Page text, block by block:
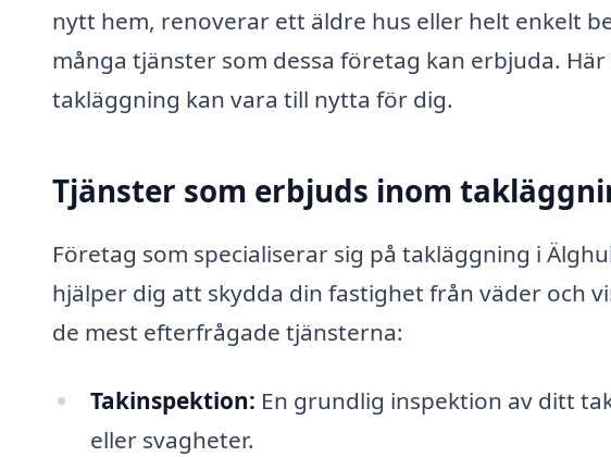
nytt hem, renoverar ett äldre hus eller helt enkelt
många tjänster som dessa företag kan erbjuda.
takläggning kan vara till nytta för dig.
Tjänster som erbjuds inom
Företag som specialiserar sig på takläggning i
hjälper dig att skydda din fastighet från väder och
de mest efterfrågade tjänsterna:
Takinspektion: En grundlig inspektion av ditt
eller svagheter.